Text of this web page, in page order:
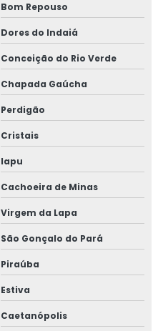
Bom Repouso
Dores do Indaiá
Conceição do Rio Verde
Chapada Gaúcha
Perdigão
Cristais
Iapu
Cachoeira de Minas
Virgem da Lapa
São Gonçalo do Pará
Piraúba
Estiva
Caetanópolis